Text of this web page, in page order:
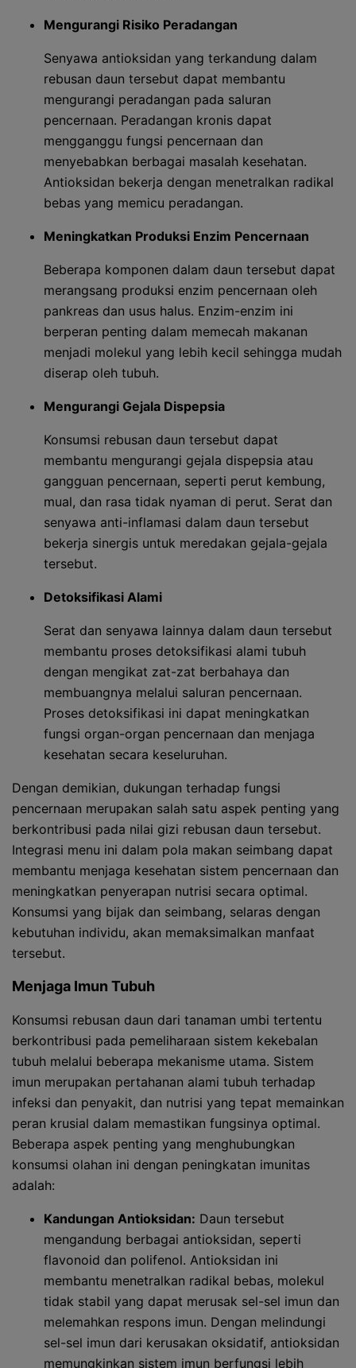
Mengurangi Risiko Peradangan
Senyawa antioksidan yang terkandung dalam
rebusan daun tersebut dapat membantu
mengurangi peradangan pada saluran
pencernaan. Peradangan kronis dapat
mengganggu fungsi pencernaan dan
menyebabkan berbagai masalah kesehatan.
Antioksidan bekerja dengan menetralkan radikal
bebas yang memicu peradangan.
Meningkatkan Produksi Enzim Pencernaan
Beberapa komponen dalam daun tersebut dapat
merangsang produksi enzim pencernaan oleh
pankreas dan usus halus. Enzim-enzim ini
berperan penting dalam memecah makanan
menjadi molekul yang lebih kecil sehingga mudah
diserap oleh tubuh.
Mengurangi Gejala Dispepsia
Konsumsi rebusan daun tersebut dapat
membantu mengurangi gejala dispepsia atau
gangguan pencernaan, seperti perut kembung,
mual, dan rasa tidak nyaman di perut. Serat dan
senyawa anti-inflamasi dalam daun tersebut
bekerja sinergis untuk meredakan gejala-gejala
tersebut.
Detoksifikasi Alami
Serat dan senyawa lainnya dalam daun tersebut
membantu proses detoksifikasi alami tubuh
dengan mengikat zat-zat berbahaya dan
membuangnya melalui saluran pencernaan.
Proses detoksifikasi ini dapat meningkatkan
fungsi organ-organ pencernaan dan menjaga
kesehatan secara keseluruhan.
Dengan demikian, dukungan terhadap fungsi
pencernaan merupakan salah satu aspek penting yang
berkontribusi pada nilai gizi rebusan daun tersebut.
Integrasi menu ini dalam pola makan seimbang dapat
membantu menjaga kesehatan sistem pencernaan dan
meningkatkan penyerapan nutrisi secara optimal.
Konsumsi yang bijak dan seimbang, selaras dengan
kebutuhan individu, akan memaksimalkan manfaat
tersebut.
Menjaga Imun Tubuh
Konsumsi rebusan daun dari tanaman umbi tertentu
berkontribusi pada pemeliharaan sistem kekebalan
tubuh melalui beberapa mekanisme utama. Sistem
imun merupakan pertahanan alami tubuh terhadap
infeksi dan penyakit, dan nutrisi yang tepat memainkan
peran krusial dalam memastikan fungsinya optimal.
Beberapa aspek penting yang menghubungkan
konsumsi olahan ini dengan peningkatan imunitas
adalah:
Kandungan Antioksidan: Daun tersebut
mengandung berbagai antioksidan, seperti
flavonoid dan polifenol. Antioksidan ini
membantu menetralkan radikal bebas, molekul
tidak stabil yang dapat merusak sel-sel imun dan
melemahkan respons imun. Dengan melindungi
sel-sel imun dari kerusakan oksidatif, antioksidan
memungkinkan sistem imun berfungsi lebih